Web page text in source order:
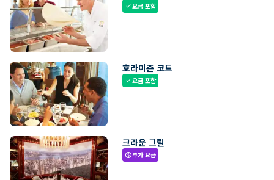
check요금 포함
호라이즌 코트
check요금 포함
크라운 그릴
paid추가 요금